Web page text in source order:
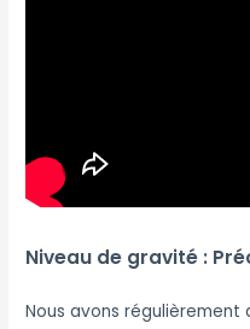
Niveau de gravité :
Nous avons